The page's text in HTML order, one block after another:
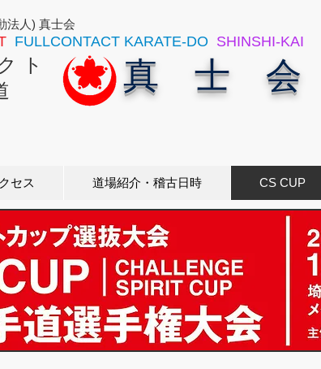
FULLCONTACT KARATE-DO SHINSHI-KAI
ト
真 士 会
法人) 真士会
セス 道場紹介・稽古日時 CS CUP